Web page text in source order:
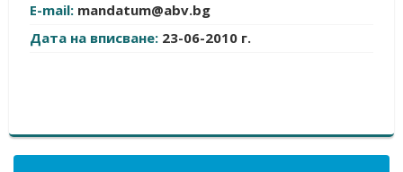
E-mail: mandatum@abv.bg
Дата на вписване: 23-06-2010 г.